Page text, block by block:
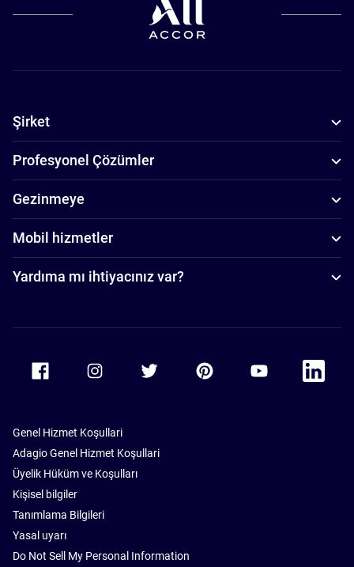
Şirket
Profesyonel Çözümler
Gezinmeye
Mobil hizmetler
Yardıma mı ihtiyacınız var?
Accor Facebook Accor TwitterAccor PinterestAccor Youtube
Accor
Genel Hizmet Koşullari
Adagio Genel Hizmet Koşullari
Üyelik Hüküm ve Koşulları
Kişisel bilgiler
Tanımlama Bilgileri
Yasal uyarı
Do Not Sell My Personal Information